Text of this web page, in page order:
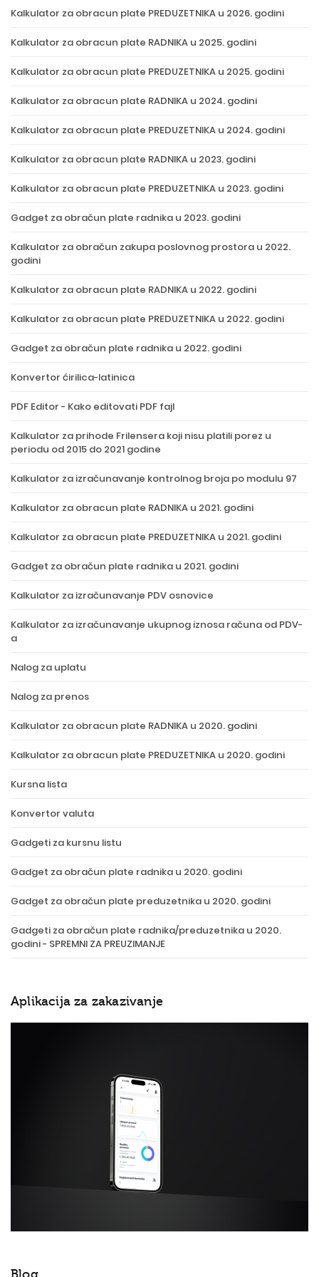
Kalkulator za obracun plate PREDUZETNIKA u 2026. godini
Kalkulator za obracun plate RADNIKA u 2025. godini
Kalkulator za obracun plate PREDUZETNIKA u 2025. godini
Kalkulator za obracun plate RADNIKA u 2024. godini
Kalkulator za obracun plate PREDUZETNIKA u 2024. godini
Kalkulator za obracun plate RADNIKA u 2023. godini
Kalkulator za obracun plate PREDUZETNIKA u 2023. godini
Gadget za obračun plate radnika u 2023. godini
Kalkulator za obračun zakupa poslovnog prostora u 2022.
godini
Kalkulator za obracun plate RADNIKA u 2022. godini
Kalkulator za obracun plate PREDUZETNIKA u 2022. godini
Gadget za obračun plate radnika u 2022. godini
Konvertor ćirilica-latinica
PDF Editor - Kako editovati PDF fajl
Kalkulator za prihode Frilensera koji nisu platili porez u
periodu od 2015 do 2021 godine
Kalkulator za izračunavanje kontrolnog broja po modulu 97
Kalkulator za obracun plate RADNIKA u 2021. godini
Kalkulator za obracun plate PREDUZETNIKA u 2021. godini
Gadget za obračun plate radnika u 2021. godini
Kalkulator za izračunavanje PDV osnovice
Kalkulator za izračunavanje ukupnog iznosa računa od PDV-
a
Nalog za uplatu
Nalog za prenos
Kalkulator za obracun plate RADNIKA u 2020. godini
Kalkulator za obracun plate PREDUZETNIKA u 2020. godini
Kursna lista
Konvertor valuta
Gadgeti za kursnu listu
Gadget za obračun plate radnika u 2020. godini
Gadget za obračun plate preduzetnika u 2020. godini
Gadgeti za obračun plate radnika/preduzetnika u 2020.
godini - SPREMNI ZA PREUZIMANJE
Aplikacija za zakazivanje
Blog